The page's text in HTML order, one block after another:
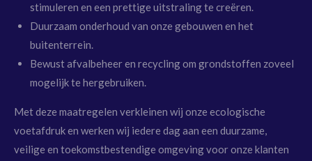
stimuleren en een prettige uitstraling te creëren.
Duurzaam onderhoud van onze gebouwen en het
buitenterrein.
Bewust afvalbeheer en recyclingom grondstoffen zoveel
mogelijk te hergebruiken.
Met deze maatregelen verkleinen wij onze ecologische
voetafdruk en werken wij iedere dag aan een duurzame,
veilige en toekomstbestendige omgeving voor onze klanten